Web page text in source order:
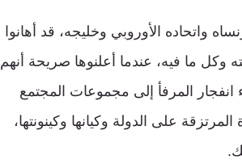
واتحاده الأوروبي وخليجه، قد أهانوا
وكل ما فيه، عندما أعلنوها صريحة أنهم
المرفأ إلى مجموعات المجتمع
على الدولة وكيانها وكينونتها،